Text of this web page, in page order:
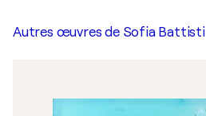
Autres œuvres de Sofia Battisti